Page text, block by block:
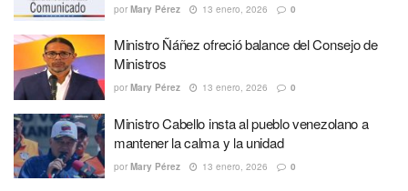
por Mary Pérez 13 enero, 2026 0
Ministro Ñáñez ofreció balance del Consejo de
Ministros
por Mary Pérez 13 enero, 2026 0
Ministro Cabello insta al pueblo venezolano a
mantener la calma y la unidad
por Mary Pérez 13 enero, 2026 0